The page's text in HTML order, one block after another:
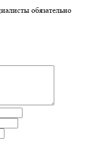
обязательно